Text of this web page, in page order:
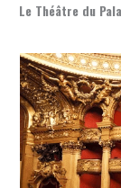
Le Théâtre du